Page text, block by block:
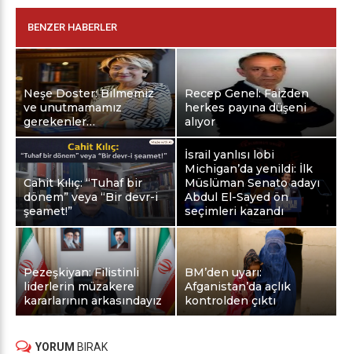
BENZER HABERLER
Neşe Doster: Bilmemiz
ve unutmamamız
gerekenler…
Recep Genel: Faizden
herkes payına düşeni
alıyor
Cahit Kılıç: “Tuhaf bir
dönem” veya “Bir devr-i
şeamet!”
İsrail yanlısı lobi
Michigan’da yenildi: İlk
Müslüman Senato adayı
Abdul El-Sayed ön
seçimleri kazandı
Pezeşkiyan: Filistinli
liderlerin müzakere
kararlarının arkasındayız
BM’den uyarı:
Afganistan’da açlık
kontrolden çıktı
YORUM BIRAK